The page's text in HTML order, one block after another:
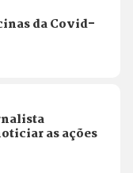
da Covid-
as ações